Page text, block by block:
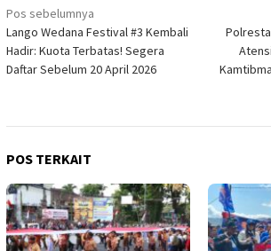
Navigasi
pos
Pos sebelumnya
Lango Wedana Festival #3 Kembali
Hadir: Kuota Terbatas! Segera
Daftar Sebelum 20 April 2026
POS TERKAIT